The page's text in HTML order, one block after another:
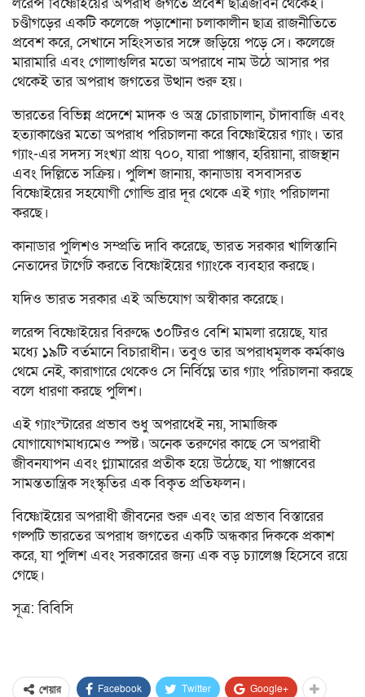
চণ্ডীগড়ের একটি কলেজে পড়াশোনা চলাকালীন ছাত্র রাজনীতিতে
প্রবেশ করে, সেখানে সহিংসতার সঙ্গে জড়িয়ে পড়ে সে। কলেজে
মারামারি এবং গোলাগুলির মতো অপরাধে নাম উঠে আসার পর
থেকেই তার অপরাধ জগতের উত্থান শুরু হয়।
ভারতের বিভিন্ন প্রদেশে মাদক ও অস্ত্র চোরাচালান, চাঁদাবাজি এবং
হত্যাকাণ্ডের মতো অপরাধ পরিচালনা করে বিষ্ণোইয়ের গ্যাং। তার
গ্যাং-এর সদস্য সংখ্যা প্রায় ৭০০, যারা পাঞ্জাব, হরিয়ানা, রাজস্থান
এবং দিল্লিতে সক্রিয়। পুলিশ জানায়, কানাডায় বসবাসরত
বিষ্ণোইয়ের সহযোগী গোল্ডি ব্রার দূর থেকে এই গ্যাং পরিচালনা
করছে।
কানাডার পুলিশও সম্প্রতি দাবি করেছে, ভারত সরকার খালিস্তানি
নেতাদের টার্গেট করতে বিষ্ণোইয়ের গ্যাংকে ব্যবহার করছে।
যদিও ভারত সরকার এই অভিযোগ অস্বীকার করেছে।
লরেন্স বিষ্ণোইয়ের বিরুদ্ধে ৩০টিরও বেশি মামলা রয়েছে, যার
মধ্যে ১৯টি বর্তমানে বিচারাধীন। তবুও তার অপরাধমূলক কর্মকাণ্ড
থেমে নেই, কারাগারে থেকেও সে নির্বিঘ্নে তার গ্যাং পরিচালনা করছে
বলে ধারণা করছে পুলিশ।
এই গ্যাংস্টারের প্রভাব শুধু অপরাধেই নয়, সামাজিক
যোগাযোগমাধ্যমেও স্পষ্ট। অনেক তরুণের কাছে সে অপরাধী
জীবনযাপন এবং গ্ল্যামারের প্রতীক হয়ে উঠেছে, যা পাঞ্জাবের
সামন্ততান্ত্রিক সংস্কৃতির এক বিকৃত প্রতিফলন।
বিষ্ণোইয়ের অপরাধী জীবনের শুরু এবং তার প্রভাব বিস্তারের
গল্পটি ভারতের অপরাধ জগতের একটি অন্ধকার দিককে প্রকাশ
করে, যা পুলিশ এবং সরকারের জন্য এক বড় চ্যালেঞ্জ হিসেবে রয়ে
গেছে।
সূত্র: বিবিসি
শেয়ার Facebook Twitter Google+